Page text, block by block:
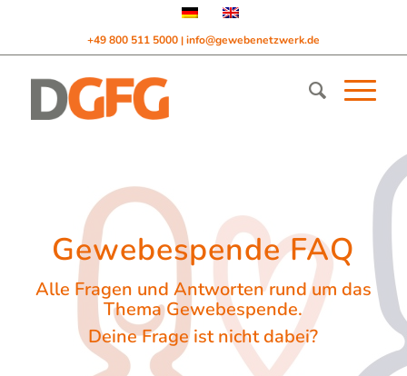
+49 800 511 5000 | info@gewebenetzwerk.de
Gewebespende FAQ
Alle Fragen und Antworten rund um das
Thema Gewebespende.
Deine Frage ist nicht dabei?